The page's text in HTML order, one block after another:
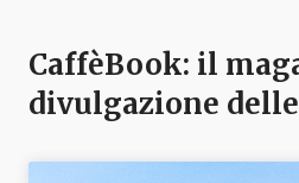
CaffèBook: il
divulgazione